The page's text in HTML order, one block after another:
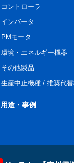
コントローラ
インバータ
PMモータ
環境・エネルギー機器
その他製品
生産中止機種 / 推奨代
用途・事例